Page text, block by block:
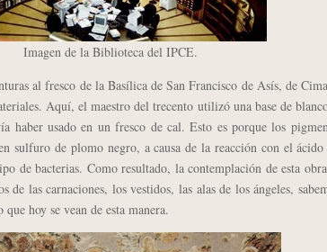
Imagen de la Biblioteca del IPCE.
al fresco de la Basílica de San Francisco de Asís, de
Aquí, el maestro del trecento utilizó una base de
haber usado en un fresco de cal. Esto es porque los
sulfuro de plomo negro, a causa de la reacción con el
de bacterias. Como resultado, la contemplación de esta
las carnaciones, los vestidos, las alas de los ángeles,
hoy se vean de esta manera.